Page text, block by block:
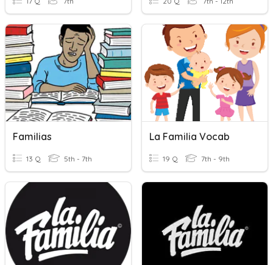
Familias
13 Q 5th - 7th
La Familia Vocab
19 Q 7th - 9th